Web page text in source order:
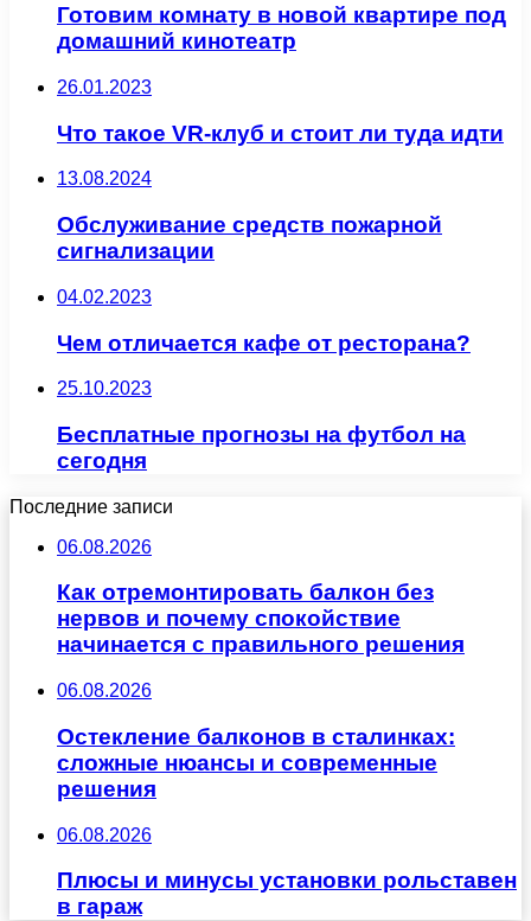
Готовим комнату в новой квартире под
домашний кинотеатр
26.01.2023
Что такое VR-клуб и стоит ли туда идти
13.08.2024
Обслуживание средств пожарной
сигнализации
04.02.2023
Чем отличается кафе от ресторана?
25.10.2023
Бесплатные прогнозы на футбол на
сегодня
Последние записи
06.08.2026
Как отремонтировать балкон без
нервов и почему спокойствие
начинается с правильного решения
06.08.2026
Остекление балконов в сталинках:
сложные нюансы и современные
решения
06.08.2026
Плюсы и минусы установки рольставен
в гараж